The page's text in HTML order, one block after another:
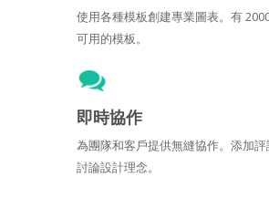
使用各種模板創建專業圖表。有
可用的模板。
即時協作
為團隊和客戶提供無縫協作。添加
討論設計理念。